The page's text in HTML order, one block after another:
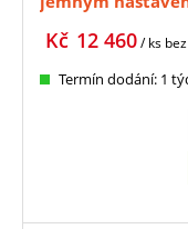
12 460
Kč / ks
Termín dodání: 1